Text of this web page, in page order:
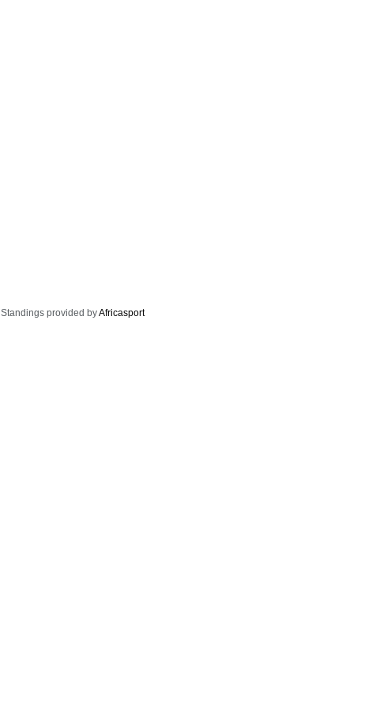
Standings provided byAfricasport